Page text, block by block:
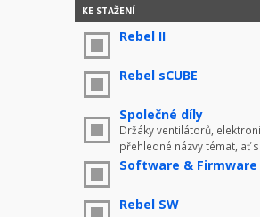
KE STAŽENÍ
Rebel II
Rebel sCUBE
Společné díly
Držáky ventilátorů,
přehledné názvy témat, ať
Software & Firmware
Rebel SW